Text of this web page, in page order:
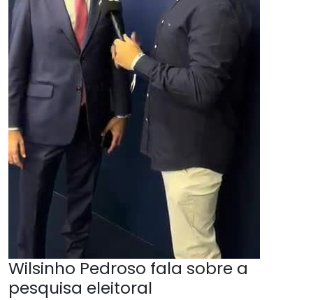
Wilsinho Pedroso fala sobre a
pesquisa eleitoral